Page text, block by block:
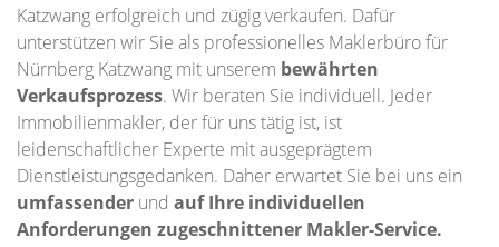
Katzwang erfolgreich und zügig verkaufen. Dafür
unterstützen wir Sie als professionelles Maklerbüro für
Nürnberg Katzwang mit unserem bewährten
Verkaufsprozess. Wir beraten Sie individuell. Jeder
Immobilienmakler, der für uns tätig ist, ist
leidenschaftlicher Experte mit ausgeprägtem
Dienstleistungsgedanken. Daher erwartet Sie bei uns ein
umfassender und auf Ihre individuellen
Anforderungen zugeschnittener Makler-Service.